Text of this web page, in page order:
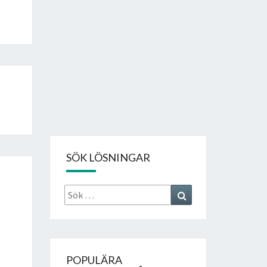
SÖK LÖSNINGAR
Sök
efter:
POPULÄRA